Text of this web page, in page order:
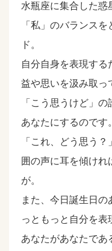
水瓶座に集合した惑
「私」のバランス
ド。
自分自身を表現する
益や思いを汲み取っ
「こう思うけど」
あなたにするのです。
「これ、どう思う
囲の声に耳を傾けれ
が。
また、今日誕生日の
っともっと自分を表
あなたがあなたであ